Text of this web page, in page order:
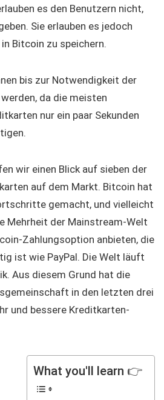
es den Benutzern nicht,
Sie erlauben es jedoch
Bitcoin zu speichern.
bis zur Notwendigkeit der
da die meisten
nur ein paar Sekunden
wir einen Blick auf sieben der
auf dem Markt. Bitcoin hat
gemacht, und vielleicht
Mehrheit der Mainstream-Welt
Zahlungsoption anbieten, die
ist wie PayPal. Die Welt läuft
Aus diesem Grund hat die
in den letzten drei
und bessere Kreditkarten-
What you'll learn 👉